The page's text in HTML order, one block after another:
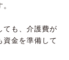
ても、介護費が
資金を準備して